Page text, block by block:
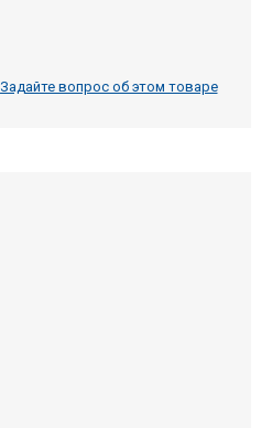
Задайте вопрос об этом товаре